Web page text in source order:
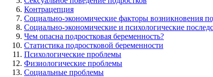
Контрацепция
Социально-экономические факторы возникновения
Социально-экономические и психологические
Чем опасна подростковая беременность?
Статистика подростковой беременности
Психологические проблемы
Физиологические проблемы
Социальные проблемы